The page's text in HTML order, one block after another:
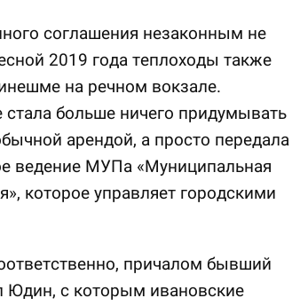
соглашения незаконным не
2019 года теплоходы также
на речном вокзале.
больше ничего придумывать
арендой, а просто передала
ведение МУПа «Муниципальная
которое управляет городскими
причалом бывший
с которым ивановские